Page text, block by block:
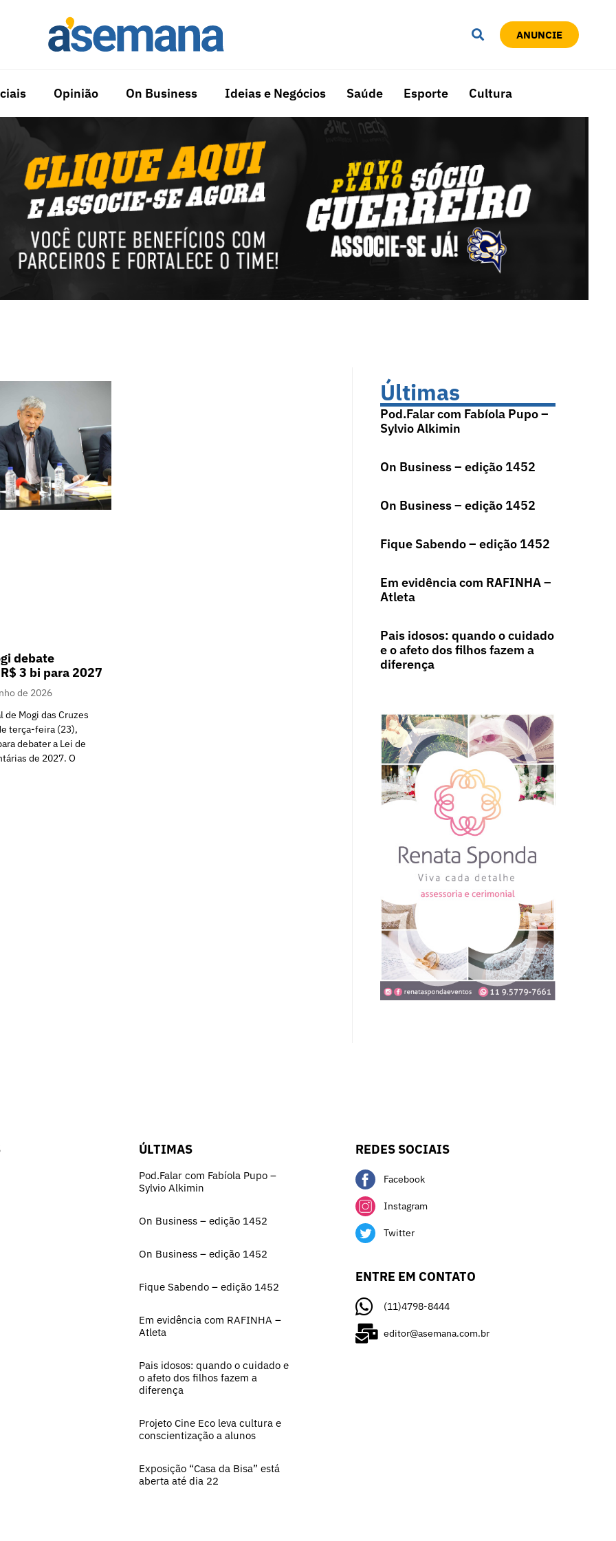
ANUNCIE
Opinião On Business Ideias e Negócios Saúde Esporte Cultura
debate
3 bi para 2027
de 2026
de Mogi das Cruzes
terça-feira (23),
debater a Lei de
de 2027. O
Últimas
Pod.Falar com Fabíola Pupo –
Sylvio Alkimin
On Business – edição 1452
On Business – edição 1452
Fique Sabendo – edição 1452
Em evidência com RAFINHA –
Atleta
Pais idosos: quando o cuidado
e o afeto dos filhos fazem a
diferença
ÚLTIMAS
Pod.Falar com Fabíola Pupo –
Sylvio Alkimin
On Business – edição 1452
On Business – edição 1452
Fique Sabendo – edição 1452
Em evidência com RAFINHA –
Atleta
Pais idosos: quando o cuidado e
o afeto dos filhos fazem a
diferença
Projeto Cine Eco leva cultura e
conscientização a alunos
Exposição “Casa da Bisa” está
aberta até dia 22
REDES SOCIAIS
Facebook
Instagram
Twitter
ENTRE EM CONTATO
(11)4798-8444
editor@asemana.com.br